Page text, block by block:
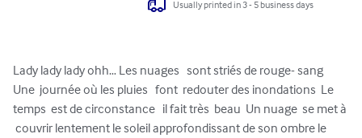
Usually printed in 3 - 5 business days
Lady lady lady ohh… Les nuages   sont striés de rouge- sang
Une  journée où les pluies   font  redouter des inondations  Le
temps  est de circonstance   il fait très  beau  Un nuage  se met à
couvrir lentement le soleil approfondissant de son ombre le